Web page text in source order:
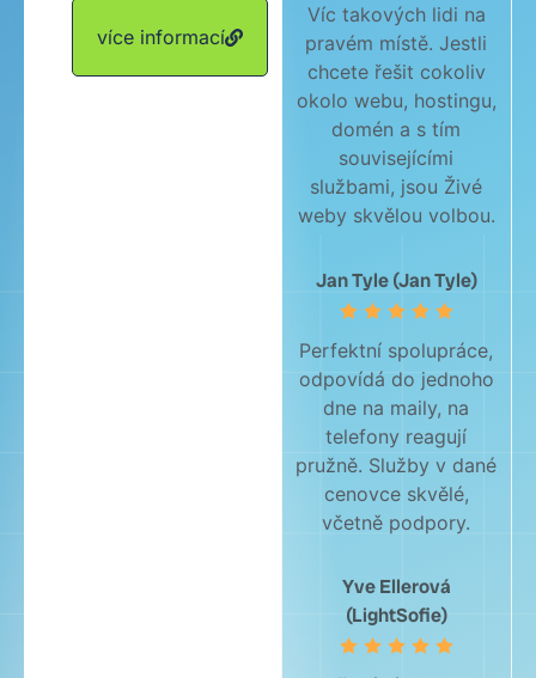
více informací
Víc takových lidi na
pravém místě. Jestli
chcete řešit cokoliv
okolo webu, hostingu,
domén a s tím
souvisejícími
službami, jsou Živé
weby skvělou volbou.
Jan Tyle (Jan Tyle)
Perfektní spolupráce,
odpovídá do jednoho
dne na maily, na
telefony reagují
pružně. Služby v dané
cenovce skvělé,
včetně podpory.
Yve Ellerová
(LightSofie)